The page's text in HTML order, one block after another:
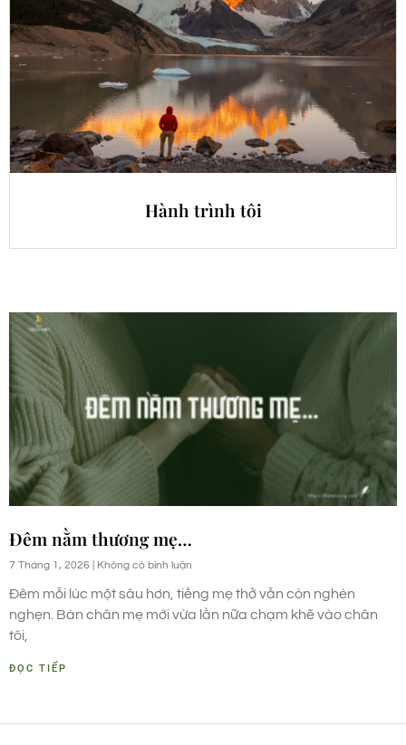
Hành trình tôi
Đêm nằm thương mẹ…
7 Tháng 1, 2026 Không có bình luận
Đêm mỗi lúc một sâu hơn, tiếng mẹ thở vẫn còn nghèn
nghẹn. Bàn chân mẹ mới vừa lần nữa chạm khẽ vào chân
tôi,
ĐỌC TIẾP